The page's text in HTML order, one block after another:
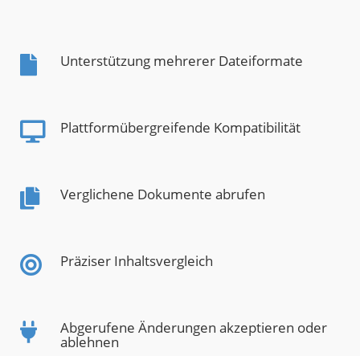
Unterstützung mehrerer Dateiformate
Plattformübergreifende Kompatibilität
Verglichene Dokumente abrufen
Präziser Inhaltsvergleich
Abgerufene Änderungen akzeptieren oder
ablehnen